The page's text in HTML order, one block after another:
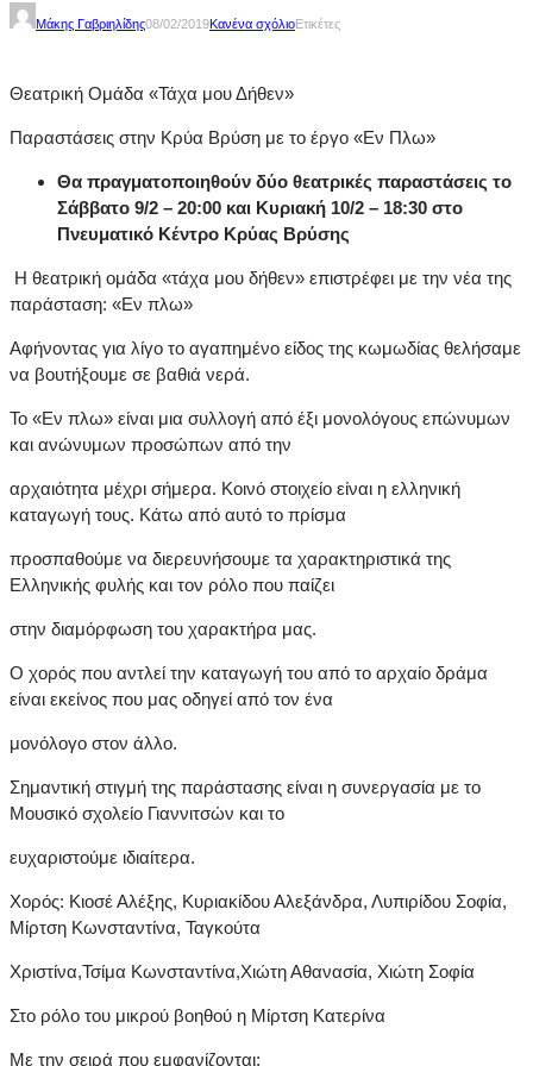
Μάκης Γαβριηλίδης08/02/2019Κανένα σχόλιοΕτικέτες
Θεατρική Ομάδα «Τάχα μου Δήθεν»
Παραστάσεις στην Κρύα Βρύση με το έργο «Εν Πλω»
Θα πραγματοποιηθούν δύο θεατρικές παραστάσεις το
Σάββατο 9/2 – 20:00 και Κυριακή 10/2 – 18:30 στο
Πνευματικό Κέντρο Κρύας Βρύσης
Η θεατρική ομάδα «τάχα μου δήθεν» επιστρέφει με την νέα της
παράσταση: «Εν πλω»
Αφήνοντας για λίγο το αγαπημένο είδος της κωμωδίας θελήσαμε
να βουτήξουμε σε βαθιά νερά.
Το «Εν πλω» είναι μια συλλογή από έξι μονολόγους επώνυμων
και ανώνυμων προσώπων από την
αρχαιότητα μέχρι σήμερα. Κοινό στοιχείο είναι η ελληνική
καταγωγή τους. Κάτω από αυτό το πρίσμα
προσπαθούμε να διερευνήσουμε τα χαρακτηριστικά της
Ελληνικής φυλής και τον ρόλο που παίζει
στην διαμόρφωση του χαρακτήρα μας.
Ο χορός που αντλεί την καταγωγή του από το αρχαίο δράμα
είναι εκείνος που μας οδηγεί από τον ένα
μονόλογο στον άλλο.
Σημαντική στιγμή της παράστασης είναι η συνεργασία με το
Μουσικό σχολείο Γιαννιτσών και το
ευχαριστούμε ιδιαίτερα.
Χορός: Κιοσέ Αλέξης, Κυριακίδου Αλεξάνδρα, Λυπιρίδου Σοφία,
Μίρτση Κωνσταντίνα, Ταγκούτα
Χριστίνα,Τσίμα Κωνσταντίνα,Χιώτη Αθανασία, Χιώτη Σοφία
Στο ρόλο του μικρού βοηθού η Μίρτση Κατερίνα
Με την σειρά που εμφανίζονται: